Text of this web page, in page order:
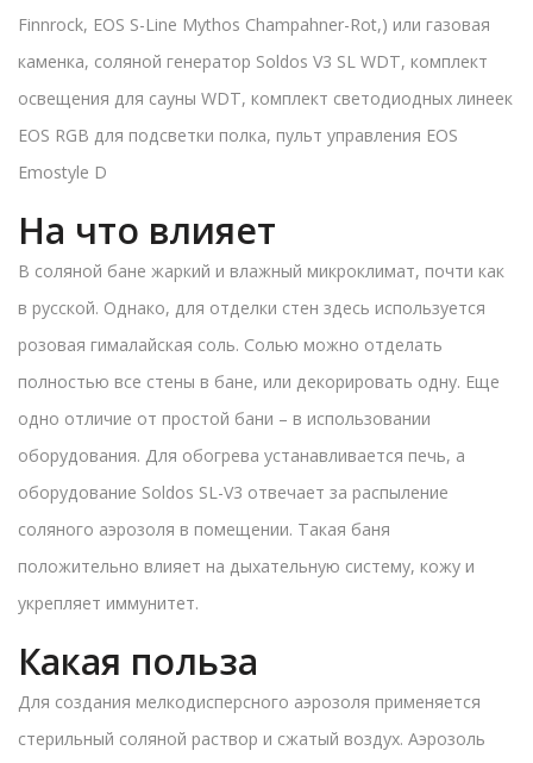
Finnrock, EOS S-Line Mythos Champahner-Rot,) или газовая
каменка, соляной генератор Soldos V3 SL WDT, комплект
освещения для сауны WDT, комплект светодиодных линеек
EOS RGB для подсветки полка, пульт управления EOS
Emostyle D
На что влияет
В соляной бане жаркий и влажный микроклимат, почти как
в русской. Однако, для отделки стен здесь используется
розовая гималайская соль. Солью можно отделать
полностью все стены в бане, или декорировать одну. Еще
одно отличие от простой бани – в использовании
оборудования. Для обогрева устанавливается печь, а
оборудование Soldos SL-V3 отвечает за распыление
соляного аэрозоля в помещении. Такая баня
положительно влияет на дыхательную систему, кожу и
укрепляет иммунитет.
Какая польза
Для создания мелкодисперсного аэрозоля применяется
стерильный соляной раствор и сжатый воздух. Аэрозоль